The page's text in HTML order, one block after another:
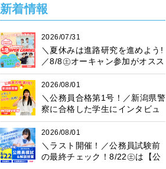
新着情報
2026/07/31
＼夏休みは進路研究を進めよう!
／8/8㊏オーキャン参加がオスス
メ♪プレゼント抽選会も開催中！
2026/08/01
＼公務員合格第1号！／新潟県警
察に合格した学生にインタビュ
ー！
2026/08/01
＼ラスト開催！／公務員試験前
の最終チェック！8/22㊏は【公